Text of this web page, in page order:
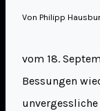
Von Philipp
vom 18.
Bessungen